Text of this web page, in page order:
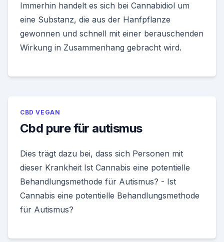
Immerhin handelt es sich bei Cannabidiol um
eine Substanz, die aus der Hanfpflanze
gewonnen und schnell mit einer berauschenden
Wirkung in Zusammenhang gebracht wird.
CBD VEGAN
Cbd pure für autismus
Dies trägt dazu bei, dass sich Personen mit
dieser Krankheit Ist Cannabis eine potentielle
Behandlungsmethode für Autismus? - Ist
Cannabis eine potentielle Behandlungsmethode
für Autismus?